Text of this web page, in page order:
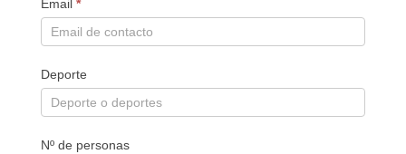
Email *
Deporte
Nº de personas